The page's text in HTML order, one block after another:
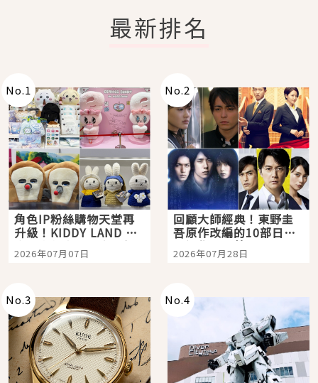
最新排名
No.1
角色IP粉絲購物天堂再
升級！KIDDY LAND 原
宿店吉伊卡哇迎客，新
開幕 OMOKADO 店3分
2026年07月07日
No.2
回顧大師經典！東野圭
吾原作改編的10部日本
影視作品推薦
2026年07月28日
No.3 No.4